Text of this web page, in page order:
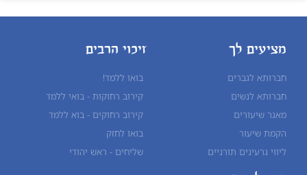
מציעים לך
חברותא לגברים
חברותא לנשים
מאגר שיעורים
הקמת שיעור
ליווי גרעינים תורניים
זיכוי הרבים
בואו ללמד!
קירוב רחוקות - בואי ללמד
קירוב רחוקים - בוא ללמד
בואו לחזק
שליחים - ראש יהודי